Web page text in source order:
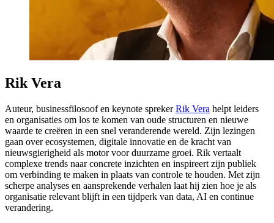
Rik Vera
Auteur, businessfilosoof en keynote sprekerRik Vera helpt leiders
en organisaties om los te komen van oude structuren en nieuwe
waarde te creëren in een snel veranderende wereld. Zijn lezingen
gaan over ecosystemen, digitale innovatie en de kracht van
nieuwsgierigheid als motor voor duurzame groei. Rik vertaalt
complexe trends naar concrete inzichten en inspireert zijn publiek
om verbinding te maken in plaats van controle te houden. Met zijn
scherpe analyses en aansprekende verhalen laat hij zien hoe je als
organisatie relevant blijft in een tijdperk van data, AI en continue
verandering.